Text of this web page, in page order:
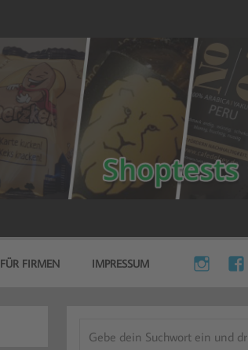
FÜR FIRMEN IMPRESSUM